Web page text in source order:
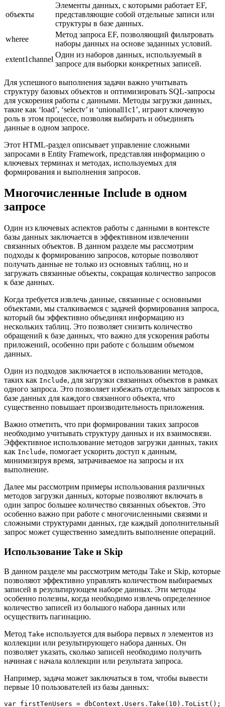
объекты
Элементы данных, с которыми работает EF,
представляющие собой отдельные записи или
структуры в базе данных.
wheree
Метод запроса EF, позволяющий фильтровать
наборы данных на основе заданных условий.
extent1channel
Один из наборов данных, используемый в
запросе для выборки конкретных записей.
Для успешного выполнения задачи важно учитывать
структуру базовых объектов и оптимизировать SQL-запросы
для ускорения работы с данными. Методы загрузки данных,
такие как ‘load’, ‘selectv’ и ‘unionall1c1’, играют ключевую
роль в этом процессе, позволяя выбирать и объединять
данные в одном запросе.
Этот HTML-раздел описывает управление сложными
запросами в Entity Framework, представляя информацию о
ключевых терминах и методах, используемых для
формирования и выполнения запросов.
Многочисленные Include в одном
запросе
Один из ключевых аспектов работы с данными в контексте
базы данных заключается в эффективном извлечении
связанных объектов. В данном разделе мы рассмотрим
подходы к формированию запросов, которые позволяют
получать данные не только из основных таблиц, но и
загружать связанные объекты, сокращая количество запросов
к базе данных.
Когда требуется извлечь данные, связанные с основными
объектами, мы сталкиваемся с задачей формирования запроса,
который бы эффективно объединял информацию из
нескольких таблиц. Это позволяет снизить количество
обращений к базе данных, что важно для ускорения работы
приложений, особенно при работе с большим объемом
данных.
Один из подходов заключается в использовании методов,
таких как Include, для загрузки связанных объектов в рамках
одного запроса. Это позволяет избежать отдельных запросов к
базе данных для каждого связанного объекта, что
существенно повышает производительность приложения.
Важно отметить, что при формировании таких запросов
необходимо учитывать структуру данных и их взаимосвязи.
Эффективное использование методов загрузки данных, таких
как Include, помогает ускорить доступ к данным,
минимизируя время, затрачиваемое на запросы и их
выполнение.
Далее мы рассмотрим примеры использования различных
методов загрузки данных, которые позволяют включать в
один запрос большее количество связанных объектов. Это
особенно важно при работе с многочисленными связями и
сложными структурами данных, где каждый дополнительный
запрос может существенно замедлить выполнение операций.
Использование Take и Skip
В данном разделе мы рассмотрим методы Take и Skip, которые
позволяют эффективно управлять количеством выбираемых
записей в результирующем наборе данных. Эти методы
особенно полезны, когда необходимо извлечь определенное
количество записей из большого набора данных или
осуществить пагинацию.
Метод Take используется для выбора первых n элементов из
коллекции или результирующего набора данных. Он
позволяет указать, сколько записей необходимо получить
начиная с начала коллекции или результата запроса.
Например, задача может заключаться в том, чтобы вывести
первые 10 пользователей из базы данных: